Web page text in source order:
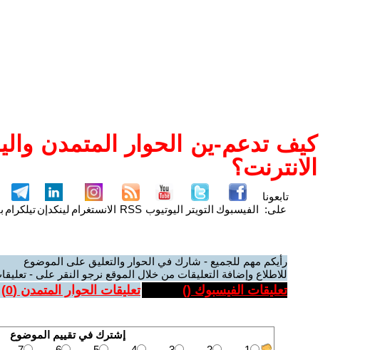
كيف تدعم-ين الحوار المتمدن
الانترنت؟
تابعونا
على: الفيسبوك التويتر اليوتيوب RSS الانستغرام لينكدإنتيلكرام
رأيكم مهم للجميع - شارك في الحوار والتعليق على الموضوع
للاطلاع وإضافة التعليقات من خلال الموقع نرجو النقر على -
تعليقات الفيسبوك () تعليقات الحوار المتمدن (0
)